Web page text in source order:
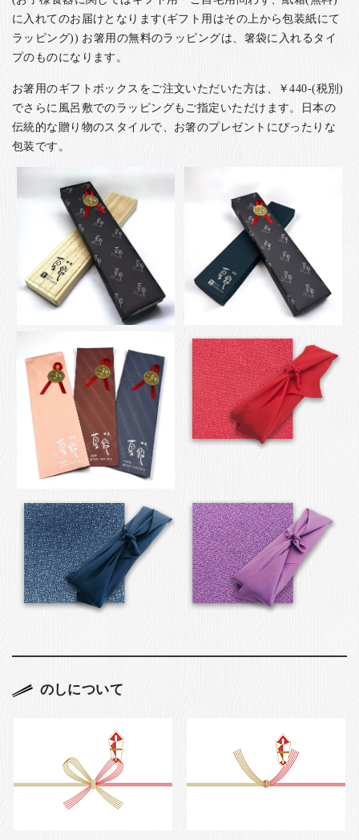
に入れてのお届けとなります(ギフト用はその上から包装紙にて
ラッピング)) お箸用の無料のラッピングは、箸袋に入れるタイ
プのものになります。
お箸用のギフトボックスをご注文いただいた方は、￥440-(税別)
でさらに風呂敷でのラッピングもご指定いただけます。日本の
伝統的な贈り物のスタイルで、お箸のプレゼントにぴったりな
包装です。
のしについて